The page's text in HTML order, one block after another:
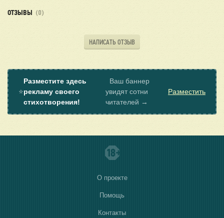
ОТЗЫВЫ (0)
НАПИСАТЬ ОТЗЫВ
⭐
Разместите здесь
рекламу своего
стихотворения!
Ваш баннер
увидят сотни
читателей →
Разместить
О проекте
Помощь
Контакты